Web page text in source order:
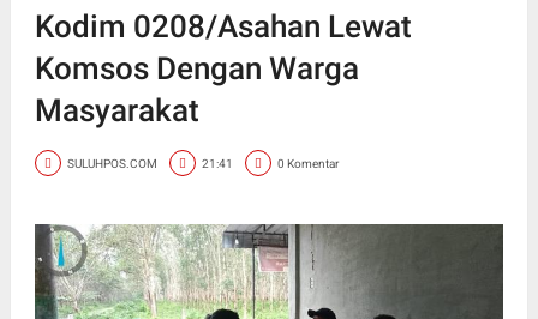
Kodim 0208/Asahan Lewat
Komsos Dengan Warga
Masyarakat
SULUHPOS.COM 21:41 0 Komentar